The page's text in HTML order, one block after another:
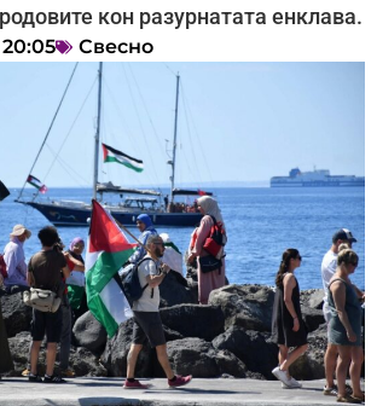
кон разурнатата енклава.
20:05 Свесно